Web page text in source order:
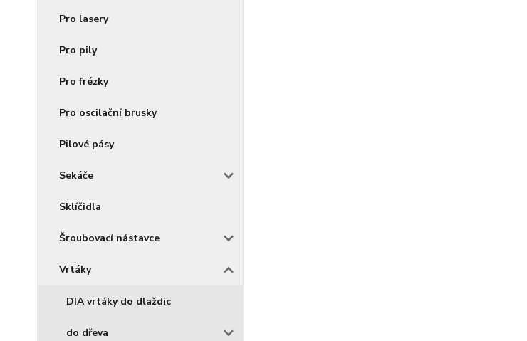
Pro lasery
Pro pily
Pro frézky
Pro oscilační brusky
Pilové pásy
Sekáče
Sklíčidla
Šroubovací nástavce
Vrtáky
DIA vrtáky do dlaždic
do dřeva